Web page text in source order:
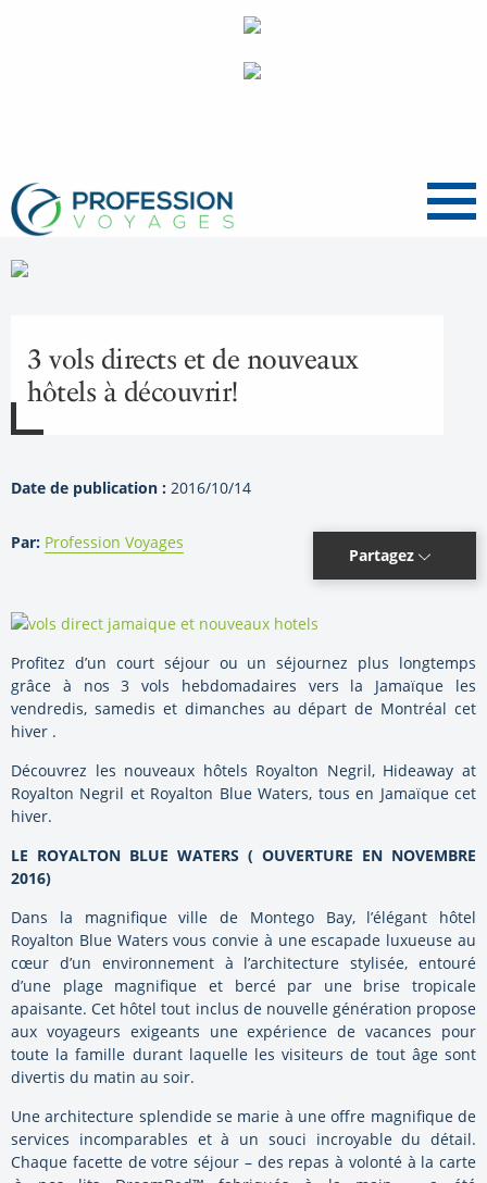
Menu
3 vols directs et de nouveaux
hôtels à découvrir!
Date de publication : 2016/10/14
Par: Profession Voyages
Partagez
Profitez d’un court séjour ou un séjournez plus longtemps
grâce à nos 3 vols hebdomadaires vers la Jamaïque les
vendredis, samedis et dimanches au départ de Montréal cet
hiver .
Découvrez les nouveaux hôtels Royalton Negril, Hideaway at
Royalton Negril et Royalton Blue Waters, tous en Jamaïque cet
hiver.
LE ROYALTON BLUE WATERS ( OUVERTURE EN NOVEMBRE
2016)
Dans la magnifique ville de Montego Bay, l’élégant hôtel
Royalton Blue Waters vous convie à une escapade luxueuse au
cœur d’un environnement à l’architecture stylisée, entouré
d’une plage magnifique et bercé par une brise tropicale
apaisante. Cet hôtel tout inclus de nouvelle génération propose
aux voyageurs exigeants une expérience de vacances pour
toute la famille durant laquelle les visiteurs de tout âge sont
divertis du matin au soir.
Une architecture splendide se marie à une offre magnifique de
services incomparables et à un souci incroyable du détail.
Chaque facette de votre séjour – des repas à volonté à la carte